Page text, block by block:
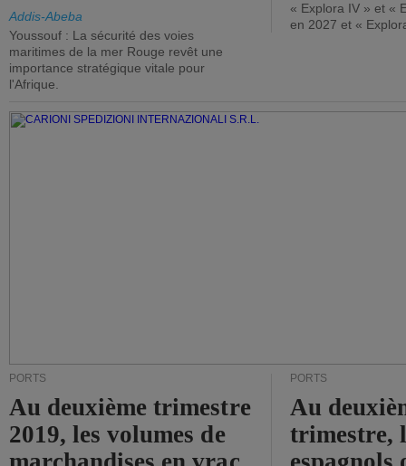
Addis-Abeba
Youssouf : La sécurité des voies
maritimes de la mer Rouge revêt une
importance stratégique vitale pour
l'Afrique.
« Explora IV » et «
en 2027 et «
PORTS
Au deuxième trimestre
2019, les volumes de
PORTS
Au
trimestre,